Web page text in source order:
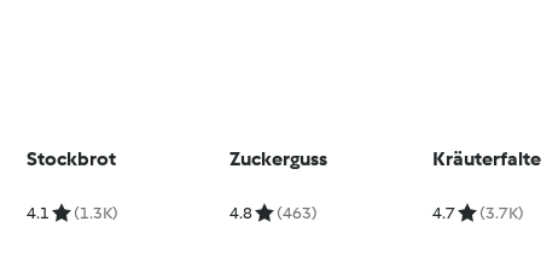
Stockbrot
4.1 (1.3K)
Zuckerguss
4.8 (463) 4.7 (3.7K)